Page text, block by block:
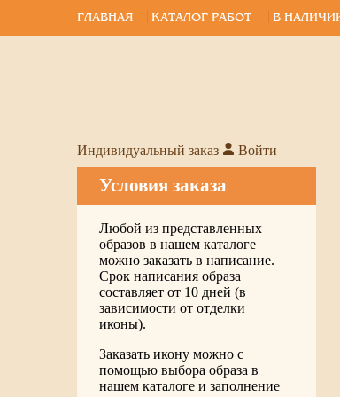
ГЛАВНАЯ КАТАЛОГ РАБОТ В
Индивидуальный заказ Войти
Условия заказа
Любой из представленных
образов в нашем каталоге
можно заказать в написание.
Срок написания образа
составляет от 10 дней (в
зависимости от отделки
иконы).
Заказать икону можно с
помощью выбора образа в
нашем каталоге и заполнение